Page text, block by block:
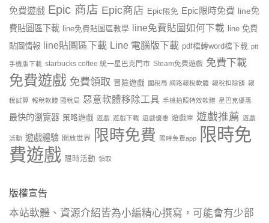
免費遊戲 Epic 商店 Epic商店 Epic限免 Epic限時免費 line免
費貼圖區下載
line免費貼圖區教學 line免費貼圖如何下載
line 免費
貼圖情報
line貼圖區下載 Line 電腦版下載 pdf檔轉word檔下載 ptt
手機版下載 starbucks coffee 統一星巴克門市 Steam免費遊戲 免費下載
免費遊戲 免費領取 冒險遊戲 國稅局 網路報稅軟體 報稅扣除額 報
稅試算 報稅軟體 國稅局 惡意軟體移除工具 手機拍照特效軟體 星巴克優惠
最快的瀏覽器 策略遊戲 遊戲 遊戲下載 遊戲優惠 遊戲庫 遊戲推薦 遊戲
活動 遊戲體驗 開放世界 限時免費 限時免費app
限時免
費遊戲 限時活動 領取
版權宣告
本站軟體、資源介紹皆為小編精心撰寫，可能會有少部